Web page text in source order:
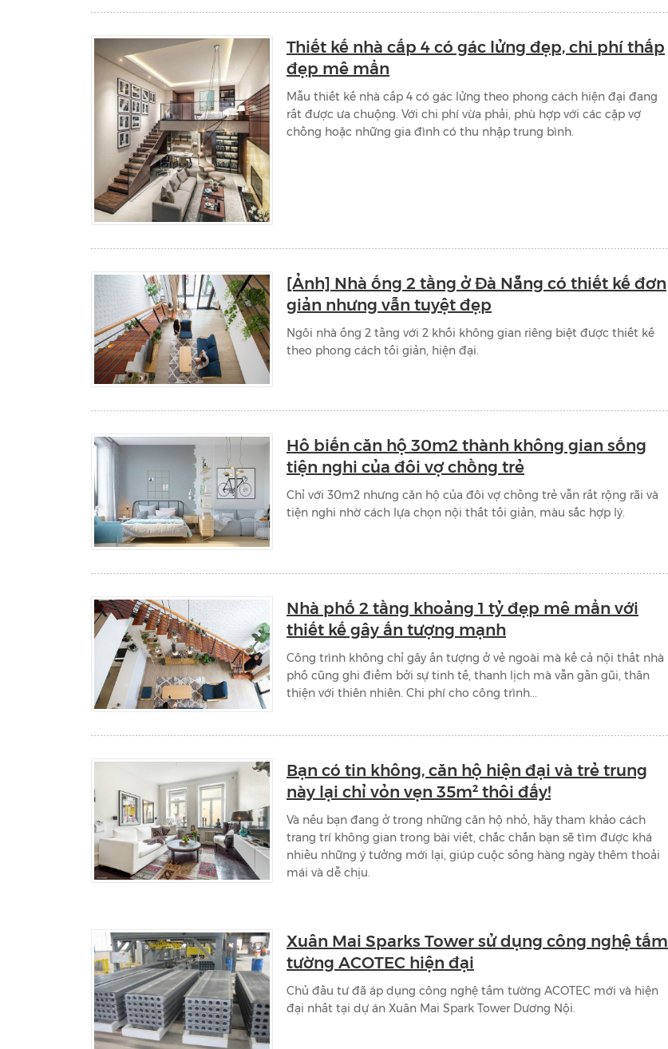
Thiết kế nhà cấp 4 có gác lửng đẹp, chi phí thấp
đẹp mê mẩn
Mẫu thiết kế nhà cấp 4 có gác lửng theo phong cách hiện đại đang
rất được ưa chuộng. Với chi phí vừa phải, phù hợp với các cặp vợ
chồng hoặc những gia đình có thu nhập trung bình.
[Ảnh] Nhà ống 2 tầng ở Đà Nẵng có thiết kế đơn
giản nhưng vẫn tuyệt đẹp
Ngôi nhà ống 2 tầng với 2 khối không gian riêng biệt được thiết kế
theo phong cách tối giản, hiện đại.
Hô biến căn hộ 30m2 thành không gian sống
tiện nghi của đôi vợ chồng trẻ
Chỉ với 30m2 nhưng căn hộ của đôi vợ chồng trẻ vẫn rất rộng rãi và
tiện nghi nhờ cách lựa chọn nội thất tối giản, màu sắc hợp lý.
Nhà phố 2 tầng khoảng 1 tỷ đẹp mê mẩn với
thiết kế gây ấn tượng mạnh
Công trình không chỉ gây ấn tượng ở vẻ ngoài mà kể cả nội thất nhà
phố cũng ghi điểm bởi sự tinh tế, thanh lịch mà vẫn gần gũi, thân
thiện với thiên nhiên. Chi phí cho công trình...
Bạn có tin không, căn hộ hiện đại và trẻ trung
này lại chỉ vỏn vẹn 35m² thôi đấy!
Và nếu bạn đang ở trong những căn hộ nhỏ, hãy tham khảo cách
trang trí không gian trong bài viết, chắc chắn bạn sẽ tìm được khá
nhiều những ý tưởng mới lại, giúp cuộc sống hàng ngày thêm thoải
mái và dễ chịu.
Xuân Mai Sparks Tower sử dụng công nghệ tấm
tường ACOTEC hiện đại
Chủ đầu tư đã áp dụng công nghệ tấm tường ACOTEC mới và hiện
đại nhất tại dự án Xuân Mai Spark Tower Dương Nội.